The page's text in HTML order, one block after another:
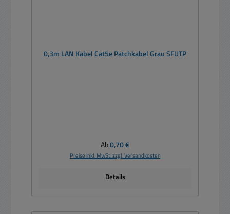
0,3m LAN Kabel Cat5e Patchkabel Grau SFUTP
Regulärer Preis:
Ab0,70 €
Preise inkl. MwSt. zzgl. Versandkosten
Details